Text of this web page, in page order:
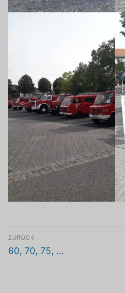
Beitragsnavigation
ZURÜCK
Vorheriger
60, 70, 75, …